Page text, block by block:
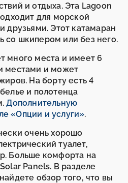
и отдыха. Эта Lagoon
для морской
друзьями. Этот катамаран
со шкипером или без него.
много места и имеет 6
местами и может
На борту есть 4
и полотенца
Дополнительную
«Опции и услуги».
очень хорошо
туалет,
Больше комфорта на
Panels. В разделе
обзор того, что вы